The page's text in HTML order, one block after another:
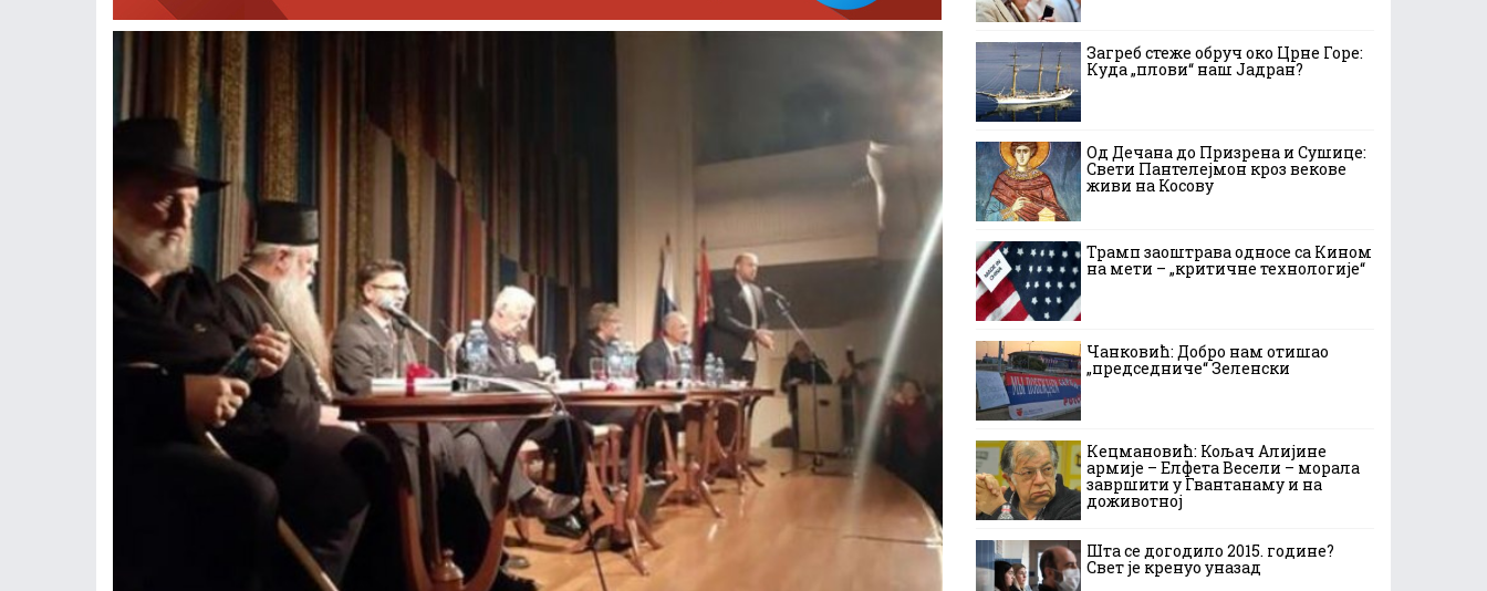
Загреб стеже обруч око Црне Горе:
Куда „плови“ наш Јадран?
Од Дечана до Призрена и Сушице:
Свети Пантелејмон кроз векове
живи на Косову
Трамп заоштрава односе са Кином
на мети – „критичне технологије“
Чанковић: Добро нам отишао
„председниче“ Зеленски
Кецмановић: Кољач Алијине
армије – Елфета Весели – морала
завршити у Гвантанаму и на
доживотној
Шта се догодило 2015. године?
Свет је кренуо уназад